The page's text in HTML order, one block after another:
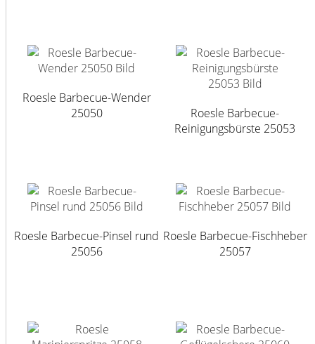
Roesle Barbecue-Wender
25050
Roesle Barbecue-
Reinigungsbürste 25053
Roesle Barbecue-Pinsel rund
25056
Roesle Barbecue-Fischheber
25057